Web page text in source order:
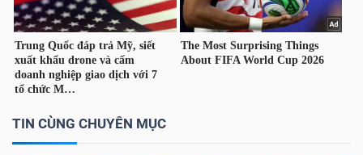
TIN CÙNG CHUYÊN MỤC
TRUY
XUẤT
LIỆU